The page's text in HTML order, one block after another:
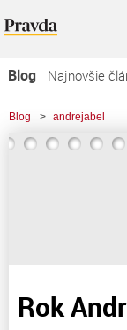
Blog
Najnovšie
Najčítanejšie články
Blog > andrejabel
> Rok Andreja Kisku –
Rok